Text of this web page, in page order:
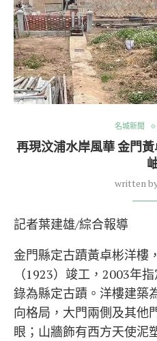
名城新聞
再現汶浦水岸風華 金門
written
記者葉建雄/綜合報導
金門縣定古蹟黃卓彬洋樓
（1923）竣工，2003年
錄為縣定古蹟。洋樓建築
向格局，大門兩側及其他
眼；山牆飾有西方天使泥